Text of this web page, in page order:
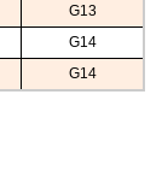
G13
G14
G14